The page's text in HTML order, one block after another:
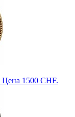
1500 CHF.